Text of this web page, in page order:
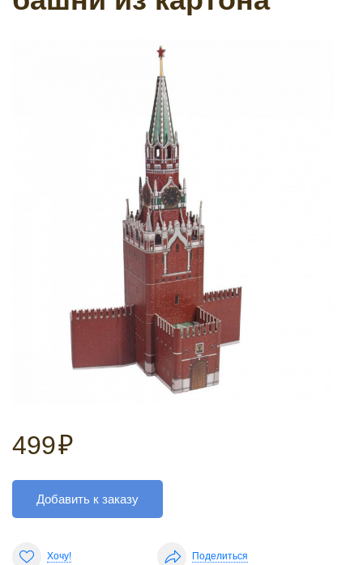
499₽
Добавить к заказу
Хочу! Поделиться